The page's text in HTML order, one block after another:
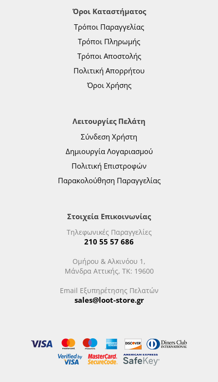
Όροι Καταστήματος
Τρόποι Παραγγελίας
Τρόποι Πληρωμής
Τρόποι Αποστολής
Πολιτική Απορρήτου
Όροι Χρήσης
Λειτουργίες Πελάτη
Σύνδεση Χρήστη
Δημιουργία Λογαριασμού
Πολιτική Επιστροφών
Παρακολούθηση Παραγγελίας
Στοιχεία Επικοινωνίας
Τηλεφωνικές Παραγγελίες
210 55 57 686
Ομήρου & Αλκινόου 1,
Μάνδρα Αττικής, ΤΚ: 19600
Email Εξυπηρέτησης Πελατών
sales@loot-store.gr